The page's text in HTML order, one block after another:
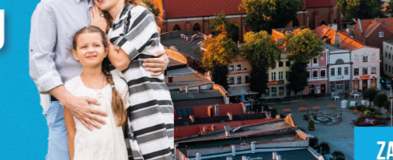
POPRZEDNI NASTĘPNY
pliki cookies służą do prawidłowego
strony internetowej i umożliwiają Ci
korzystanie z oferowanych przez nas usług.
cookies odpowiadają na podejmowane przez Ciebie
w celu m.in. dostosowania Twoich ustawień